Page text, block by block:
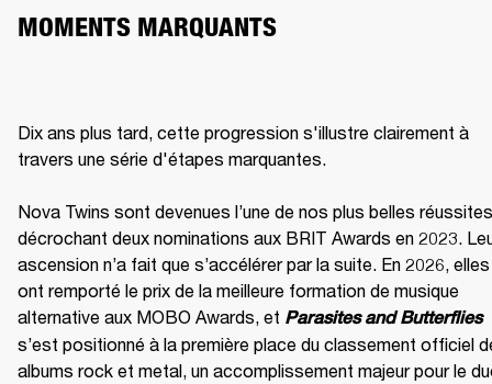
MOMENTS MARQUANTS
Dix ans plus tard, cette progression s'illustre clairement à
travers une série d'étapes marquantes.
Nova Twins sont devenues l’une de nos plus belles
décrochant deux nominations aux BRIT Awards en 2023.
ascension n’a fait que s’accélérer par la suite. En 2026, elles
ont remporté le prix de la meilleure formation de musique
alternative aux MOBO Awards, et Parasites and Butterflies
s’est positionné à la première place du classement officiel
albums rock et metal, un accomplissement majeur pour le